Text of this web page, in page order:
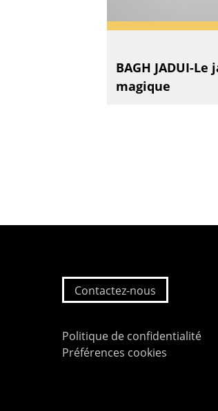
BAGH JADUI-Le
magique
Contactez-nous
Politique de confidentialité
Préférences cookies